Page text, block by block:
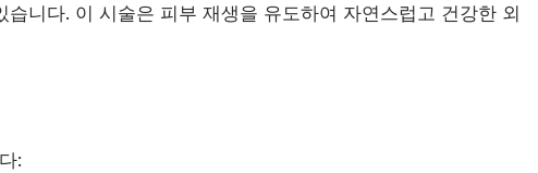
니다. 이 시술은 피부 재생을 유도하여 자연스럽고 건강한 외
: